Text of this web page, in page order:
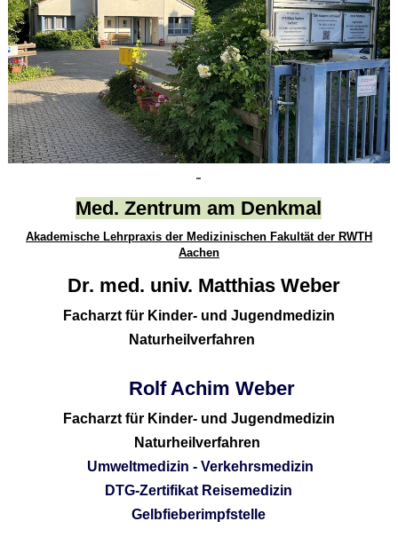
Med. Zentrum am Denkmal
Akademische Lehrpraxis der Medizinischen Fakultät der RWTH
Aachen
Dr. med. univ. Matthias Weber
Facharzt für Kinder- und Jugendmedizin
Naturheilverfahren
Rolf Achim Weber
Facharzt für Kinder- und Jugendmedizin
Naturheilverfahren
Umweltmedizin -Verkehrsmedizin
DTG-Zertifikat Reisemedizin
Gelbfieberimpfstelle